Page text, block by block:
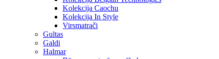
Kolekcija Caochu
Kolekcija In Style
Virsmatrači
Gultas
Galdi
Halmar